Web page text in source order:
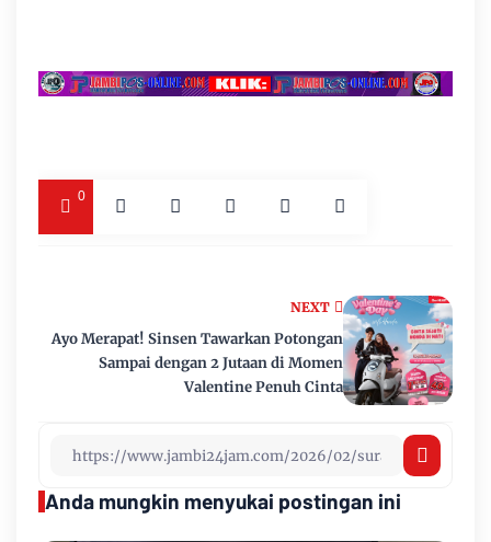
0
NEXT
Ayo Merapat! Sinsen Tawarkan Potongan
Sampai dengan 2 Jutaan di Momen
Valentine Penuh Cinta
Anda mungkin menyukai postingan ini